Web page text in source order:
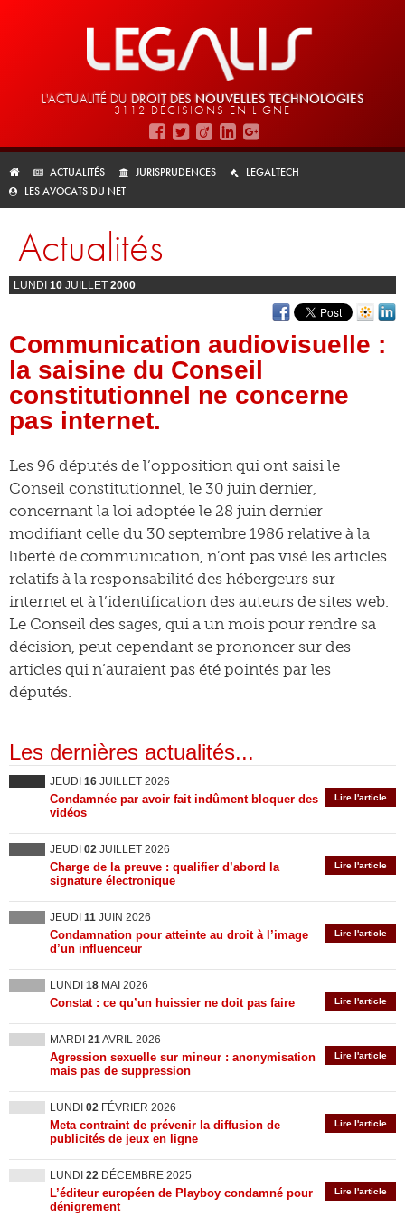
L'ACTUALITÉ DU DROIT DES NOUVELLES TECHNOLOGIES
3112 DÉCISIONS EN LIGNE
ACTUALITÉS JURISPRUDENCES
LEGALTECH
LES AVOCATS DU NET
Actualités
LUNDI 10 JUILLET 2000
Communication audiovisuelle :
la saisine du Conseil
constitutionnel ne concerne
pas internet.
Les 96 députés de l’opposition qui ont saisi le
Conseil constitutionnel, le 30 juin dernier,
concernant la loi adoptée le 28 juin dernier
modifiant celle du 30 septembre 1986 relative à la
liberté de communication, n’ont pas visé les articles
relatifs à la responsabilité des hébergeurs sur
internet et à l’identification des auteurs de sites web.
Le Conseil des sages, qui a un mois pour rendre sa
décision, peut cependant se prononcer sur des
articles qui n’auraient pas été pointés par les
députés.
Les dernières actualités...
JEUDI 16 JUILLET 2026
Lire l'article
Condamnée par avoir fait indûment bloquer des
vidéos
JEUDI 02 JUILLET 2026
Lire l'article
Charge de la preuve : qualifier d’abord la
signature électronique
JEUDI 11 JUIN 2026
Lire l'article
Condamnation pour atteinte au droit à l’image
d’un influenceur
LUNDI 18 MAI 2026
Lire l'article
Constat : ce qu’un huissier ne doit pas faire
MARDI 21AVRIL 2026
Lire l'article
Agression sexuelle sur mineur : anonymisation
mais pas de suppression
LUNDI 02 FÉVRIER 2026
Lire l'article
Meta contraint de prévenir la diffusion de
publicités de jeux en ligne
LUNDI 22 DÉCEMBRE 2025
Lire l'article
L’éditeur européen de Playboy condamné pour
dénigrement